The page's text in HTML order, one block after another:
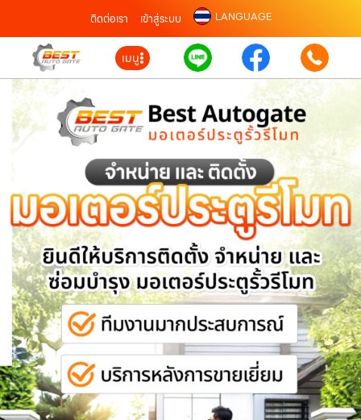
ติดต่อเรา เข้าสู่ระบบ LANGUAGE
เมนู